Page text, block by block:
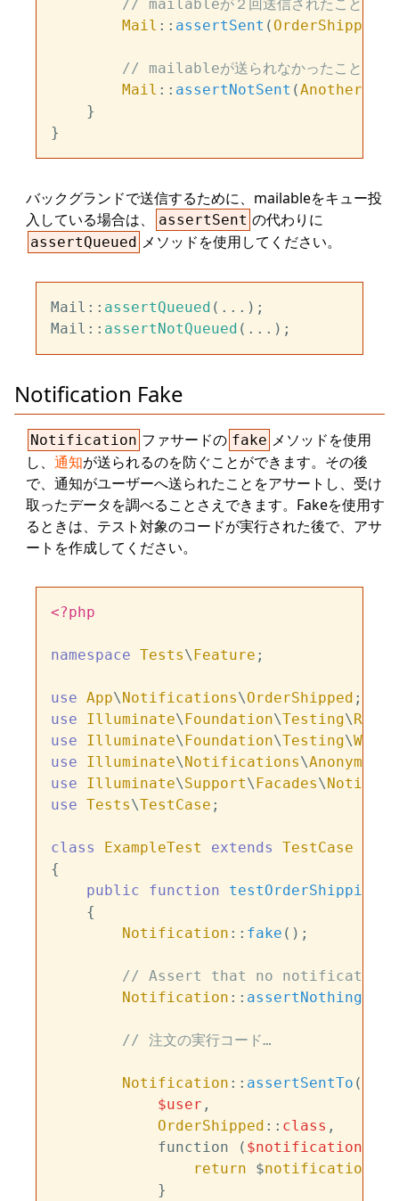
// mailableが２回送信されたことをア
Mail :: assertSent ( OrderShipped
// mailableが送られなかったことをア
Mail :: assertNotSent (
    }
バックグランドで送信するために、mailableをキュー投
入している場合は、
assertSent の代わりに
assertQueued メソッドを使用してください。
Mail:: assertQueued (...);
Mail:: assertNotQueued
Notification Fake
Notification ファサードの fake メソッドを使用
し、 通知が送られるのを防ぐことができます。その後
で、通知がユーザーへ送られたことをアサートし、受け
取ったデータを調べることさえできます。Fakeを使用す
るときは、テスト対象のコードが実行された後で、アサ
ートを作成してください。
<?php
namespace Tests\Feature ;
use App\Notifications\OrderShipped
use
Illuminate\Foundation\Testing\
use
Illuminate\Foundation\Testing\
use
Illuminate\Notifications\
use
Illuminate\Support\Facades\
use Tests\TestCase ;
class ExampleTest extends
TestCase
{
public
function testOrderShipping
{
Notification :: fake ();
// Assert that no
Notification :: assertNothingSent
// 注文の実行コード…
Notification :: assertSentTo (
$user ,
OrderShipped :: class ,
            function (
$notification
return $notification
            }